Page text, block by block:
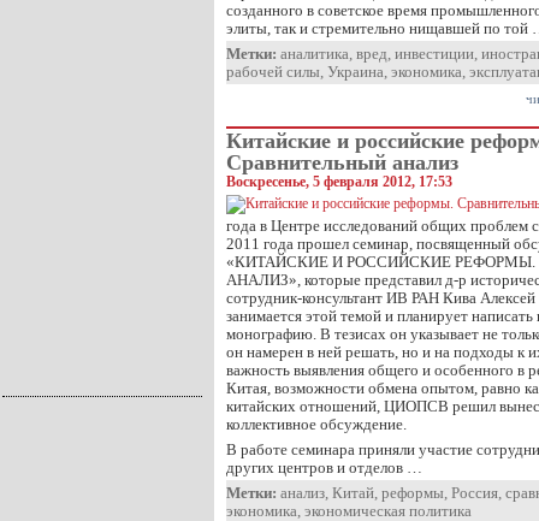
созданного в советское время
элиты, так и стремительно нищавшей по той
Метки: аналитика, вред, инвестиции,
рабочей силы, Украина, экономика,
Китайские и российские
Сравнительный анализ
Воскресенье, 5 февраля 2012, 17:53
года в Центре исследований общих проблем
2011 года прошел семинар, посвященный
«КИТАЙСКИЕ И РОССИЙСКИЕ
АНАЛИЗ», которые представил д-р
сотрудник-консультант ИВ РАН Кива
занимается этой темой и планирует
монографию. В тезисах он указывает не
он намерен в ней решать, но и на подходы к
важность выявления общего и особенного в
Китая, возможности обмена опытом, равно
китайских отношений, ЦИОПСВ решил
коллективное обсуждение.
В работе семинара приняли участие
других центров и отделов …
Метки: анализ, Китай, реформы, Россия,
экономика, экономическая политика